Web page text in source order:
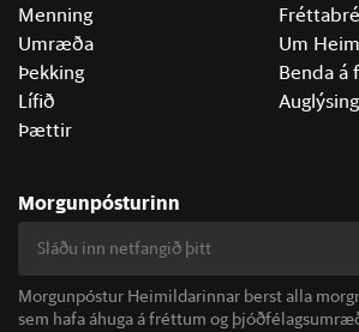
Menning
Umræða
Þekking
Lífið
Þættir
Um
Benda á
Morgunpósturinn
Morgunpóstur Heimildarinnar berst alla
sem hafa áhuga á fréttum og